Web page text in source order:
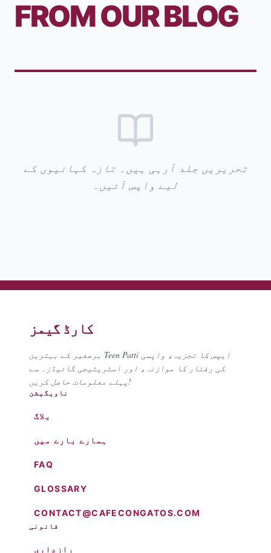
FROM OUR BLOG
تحریریں جلد آرہی ہیں۔ تازہ کہانیوں کے
لیے واپس آئیں۔
کارڈ گیمز
برصغیر کے بہترین Teen Patti ایپس کا تجزیہ، واپسی
کی رفتار کا موازنہ، اور اسٹریٹیجی گائیڈز۔ سے
پہلے معلومات حاصل کریں!
ناویگیشن
بلاگ
ہمارے بارے میں
FAQ
GLOSSARY
CONTACT@CAFECONGATOS.COM
قانونی
رازداری